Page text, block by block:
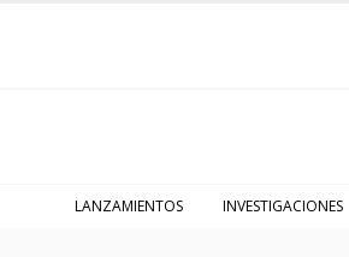
LANZAMIENTOS INVESTIGACIONES